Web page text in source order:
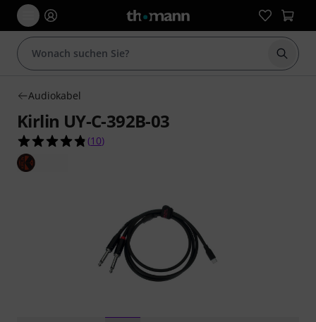
Suche
Audiokabel
Kirlin UY-C-392B-03
4.8 von 5 Sternen aus 10 Kundenbewertungen
(10)